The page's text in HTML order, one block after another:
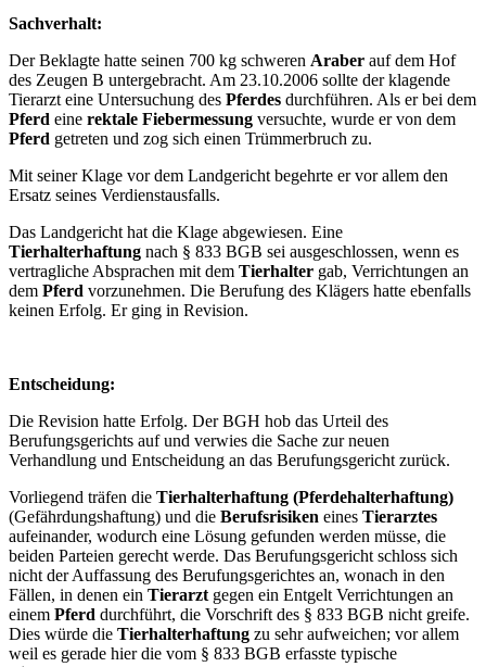
Sachverhalt:
Der Beklagte hatte seinen 700 kg schweren Araber auf dem Hof
des Zeugen B untergebracht. Am 23.10.2006 sollte der klagende
Tierarzt eine Untersuchung des Pferdes durchführen. Als er bei dem
Pferd eine rektale Fiebermessung versuchte, wurde er von dem
Pferd getreten und zog sich einen Trümmerbruch zu.
Mit seiner Klage vor dem Landgericht begehrte er vor allem den
Ersatz seines Verdienstausfalls.
Das Landgericht hat die Klage abgewiesen. Eine
Tierhalterhaftung nach § 833 BGB sei ausgeschlossen, wenn es
vertragliche Absprachen mit dem Tierhalter gab, Verrichtungen an
dem Pferd vorzunehmen. Die Berufung des Klägers hatte ebenfalls
keinen Erfolg. Er ging in Revision.
Entscheidung:
Die Revision hatte Erfolg. Der BGH hob das Urteil des
Berufungsgerichts auf und verwies die Sache zur neuen
Verhandlung und Entscheidung an das Berufungsgericht zurück.
Vorliegend träfen die Tierhalterhaftung (Pferdehalterhaftung)
(Gefährdungshaftung) und die Berufsrisiken eines Tierarztes
aufeinander, wodurch eine Lösung gefunden werden müsse, die
beiden Parteien gerecht werde. Das Berufungsgericht schloss sich
nicht der Auffassung des Berufungsgerichtes an, wonach in den
Fällen, in denen ein Tierarzt gegen ein Entgelt Verrichtungen an
einem Pferd durchführt, die Vorschrift des § 833 BGB nicht greife.
Dies würde die Tierhalterhaftung zu sehr aufweichen; vor allem
weil es gerade hier die vom § 833 BGB erfasste typische